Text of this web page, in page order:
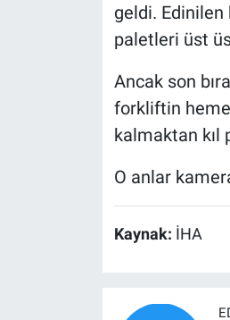
geldi.
paletleri üst
Ancak son
forkliftin
kalmaktan kıl
O anlar
Kaynak: İHA